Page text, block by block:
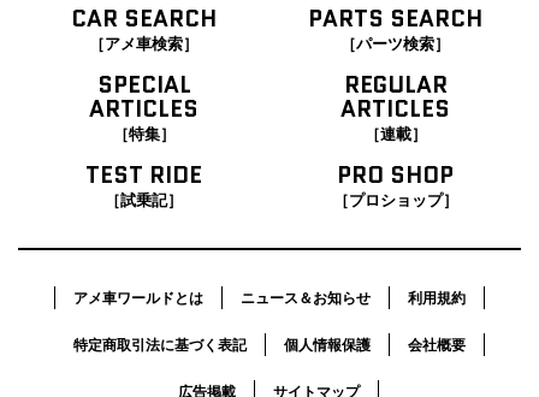
CAR SEARCH
［アメ車検索］
PARTS SEARCH
［パーツ検索］
SPECIAL
ARTICLES
［特集］
REGULAR
ARTICLES
［連載］
TEST RIDE
［試乗記］
PRO SHOP
［プロショップ］
アメ車ワールドとは ニュース＆お知らせ 利用規約
特定商取引法に基づく表記 個人情報保護 会社概要
広告掲載 サイトマップ